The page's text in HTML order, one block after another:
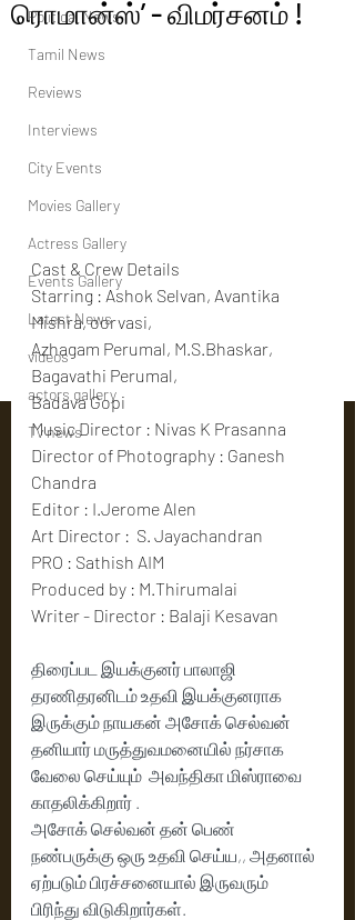
Political News
Tamil News
Reviews
Interviews
City Events
Movies Gallery
Actress Gallery
Events Gallery
Latest News
videos
actors gallery
Tv news
ரொமான்ஸ்’ - விமர்சனம் !
Cast & Crew Details
Starring : Ashok Selvan, Avantika
Mishra, oorvasi,
Azhagam Perumal, M.S.Bhaskar,
Bagavathi Perumal,
Badava Gopi
Music Director : Nivas K Prasanna
Director of Photography : Ganesh
Chandra
Editor : I.Jerome Alen
Art Director :  S. Jayachandran
PRO : Sathish AIM
Produced by : M.Thirumalai
Writer - Director : Balaji Kesavan
திரைப்பட இயக்குனர் பாலாஜி
தரணிதரனிடம் உதவி இயக்குனராக
இருக்கும் நாயகன் அசோக் செல்வன்
தனியார் மருத்துவமனையில் நர்சாக
வேலை செய்யும்  அவந்திகா மிஸ்ராவை
காதலிக்கிறார் .
அசோக் செல்வன் தன் பெண்
நண்பருக்கு ஒரு உதவி செய்ய,, அதனால்
ஏற்படும் பிரச்சனையால் இருவரும்
பிரிந்து விடுகிறார்கள்.